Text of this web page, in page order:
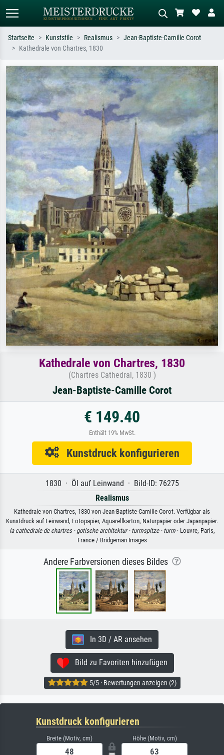
Suchen Sie nach Künstlern, Werktiteln
oder Stilen – z.B. Monet,
Sternennacht, Impressionismus, Welle
Hokusai, Akt.
Beschreiben Sie die Szene – z.B. Grüne
Wiese, Abstrakt mit viel Rot, Dunkles
Ölgemälde, Stehender Akt neben einem
Baum.
Startseite Kunststile Realismus
Jean-Baptiste-Camille Corot
Kathedrale von Chartres, 1830
Kathedrale von Chartres, 1830
(Chartres Cathedral, 1830 )
Jean-Baptiste-Camille Corot
€ 149.40
Enthält 19% MwSt.
Kunstdruck konfigurieren
1830 · Öl auf Leinwand · Bild-ID: 76275
Realismus
Kathedrale von Chartres, 1830 von Jean-Baptiste-Camille Corot. Verfügbar als
Kunstdruck auf Leinwand, Fotopapier, Aquarellkarton, Naturpapier oder Japanpapier.
la cathedrale de chartres · gotische architektur · turmspitze · turm· Louvre, Paris,
France / Bridgeman Images
Andere Farbversionen dieses Bildes
In 3D / AR ansehen
Bild zu Favoriten hinzufügen
5/5 · Bewertungen anzeigen (2)
Kunstdruck konfigurieren
Breite (Motiv, cm) Höhe (Motiv, cm)